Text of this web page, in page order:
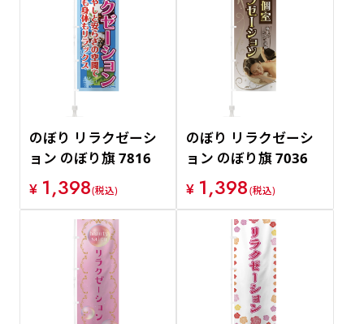
新着順
価格が安い順
価格が高い順
のぼり リラクゼーシ
ョン のぼり旗 7816
¥ 1,398(税込)
のぼり リラクゼーシ
ョン のぼり旗 7036
¥ 1,398(税込)